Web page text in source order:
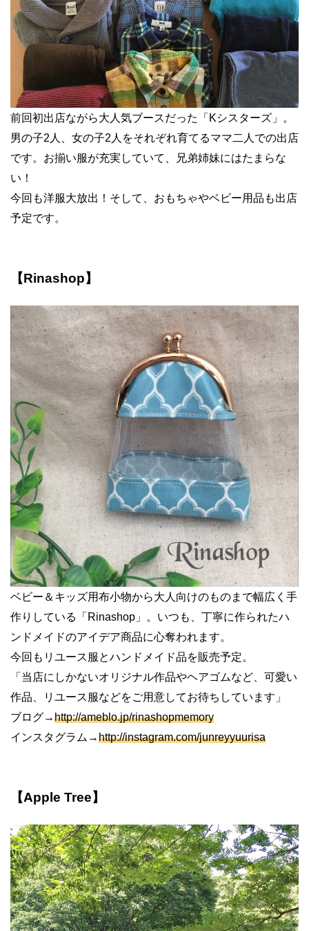
前回初出店ながら大人気ブースだった「Kシスターズ」。
男の子2人、女の子2人をそれぞれ育てるママ二人での出店
です。お揃い服が充実していて、兄弟姉妹にはたまらな
い！
今回も洋服大放出！そして、おもちゃやベビー用品も出店
予定です。
【Rinashop】
ベビー＆キッズ用布小物から大人向けのものまで幅広く手
作りしている「Rinashop」。いつも、丁寧に作られたハ
ンドメイドのアイデア商品に心奪われます。
今回もリユース服とハンドメイド品を販売予定。
「当店にしかないオリジナル作品やヘアゴムなど、可愛い
作品、リユース服などをご用意してお待ちしています」
ブログ→http://ameblo.jp/rinashopmemory
インスタグラム→http://instagram.com/junreyyuurisa
【Apple Tree】